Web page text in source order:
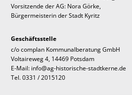
Vorsitzende der AG: Nora Görke,
Bürgermeisterin der Stadt Kyritz
Geschäftsstelle
c/o complan Kommunalberatung GmbH
Voltaireweg 4, 14469 Potsdam
E-Mail: info@ag-historische-stadtkerne.de
Tel. 0331 / 2015120